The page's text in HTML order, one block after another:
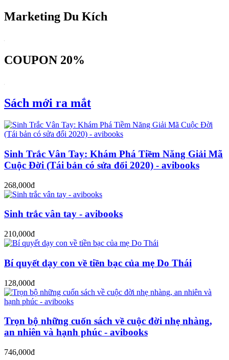
Marketing Du Kích
COUPON 20%
Sách mới ra mắt
Sinh Trắc Vân Tay: Khám Phá Tiềm Năng Giải Mã
Cuộc Đời (Tái bản có sửa đổi 2020) - avibooks
268,000đ
Sinh trắc vân tay - avibooks
210,000đ
Bí quyết dạy con về tiền bạc của mẹ Do Thái
128,000đ
Trọn bộ những cuốn sách về cuộc đời nhẹ nhàng,
an nhiên và hạnh phúc - avibooks
746,000đ